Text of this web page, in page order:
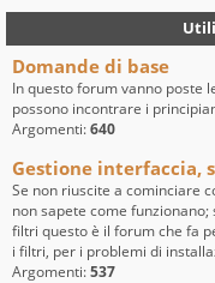
Domande di base
In questo forum vanno poste
possono incontrare i
Argomenti:640
Gestione interfaccia,
Se non riuscite a cominciare
non sapete come
filtri questo è il forum che fa
i filtri, per i problemi di
Argomenti:537